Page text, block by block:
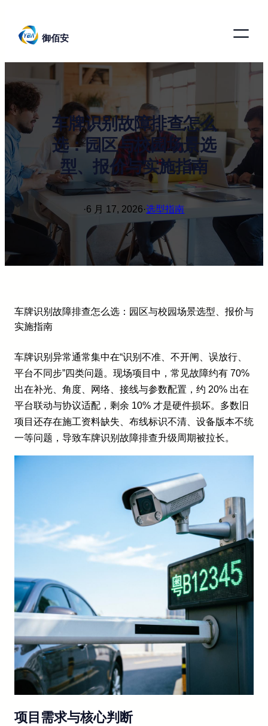
御佰安
车牌识别故障排查怎么
选：园区与校园场景选
型、报价与实施指南
·6 月 17, 2026·选型指南
车牌识别故障排查怎么选：园区与校园场景选型、报价与
实施指南
车牌识别异常通常集中在“识别不准、不开闸、误放行、
平台不同步”四类问题。现场项目中，常见故障约有 70%
出在补光、角度、网络、接线与参数配置，约 20% 出在
平台联动与协议适配，剩余 10% 才是硬件损坏。多数旧
项目还存在施工资料缺失、布线标识不清、设备版本不统
一等问题，导致车牌识别故障排查升级周期被拉长。
项目需求与核心判断